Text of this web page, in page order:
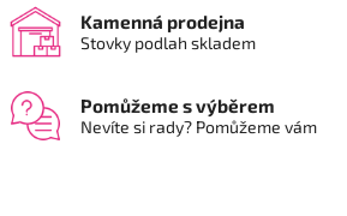
Kamenná prodejna
Stovky podlah skladem
Pomůžeme s výběrem
Nevíte si rady? Pomůžeme vám